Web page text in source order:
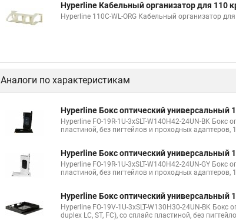
Hyperline Кабельный организатор для 110
Hyperline 110C-WL-ORG Кабельный организатор
Аналоги по характеристикам
Hyperline Бокс оптический универсальный
Hyperline FO-19R-1U-3xSLT-W140H42-24UN-BK Бокс
пластиной, без пигтейлов и проходных адаптеров,
Hyperline Бокс оптический универсальный
Hyperline FO-19R-1U-3xSLT-W140H42-24UN-GY
пластиной, без пигтейлов и проходных адаптеров,
Hyperline Бокс оптический универсальный
Hyperline FO-19V-1U-3xSLT-W130H30-24UN-BK
duplex LC, ST, FC), со сплайс пластиной, без